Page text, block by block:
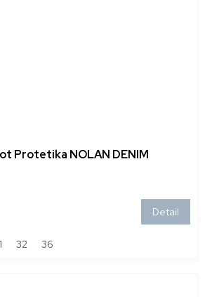
Protetika NOLAN DENIM
Detail
32 36